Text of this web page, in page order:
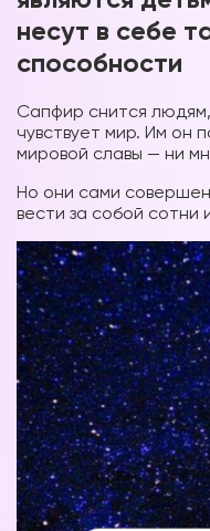
несут в себе
способности
Сапфир снится
чувствует мир. Им он
мировой славы — ни
Но они сами
вести за собой сотни